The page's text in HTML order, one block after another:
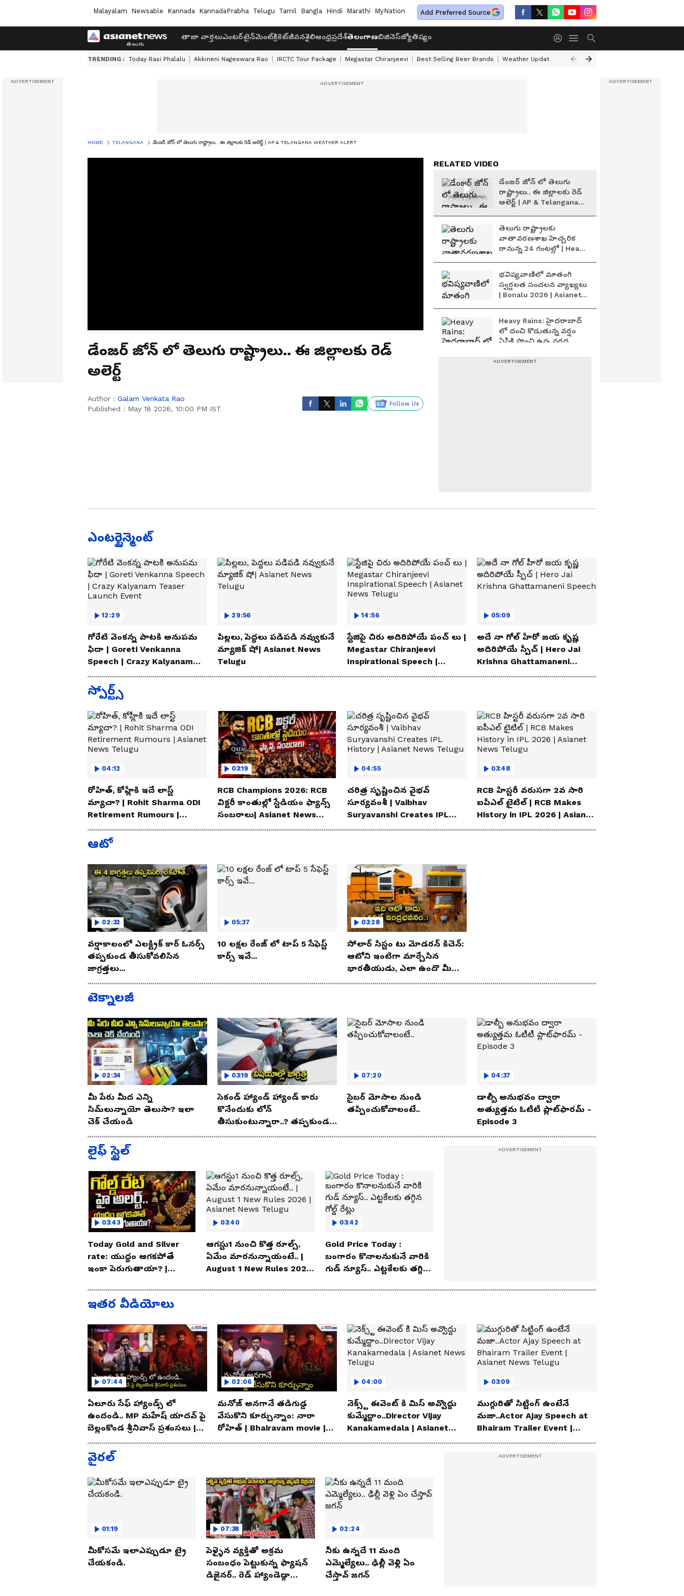
Malayalam Newsable Kannada KannadaPrabha Telugu Tamil Bangla Hindi Marathi MyNation Add Preferred Source
తాజా వార్తలుఎంటర్‌టైన్‌మెంట్క్రికెట్జీవనశైలిఆంధ్రప్రదేశ్తెలంగాణబిజినెస్జ్యోతిష్యం
TRENDING : Today Rasi Phalalu Akkineni Nageswara Rao IRCTC Tour Package Megastar Chiranjeevi Best Selling Beer Brands Weather Update Saturn Transit Zodiac Signs
HOME TELANGANA డేంజర్ జోన్ లో తెలుగు రాష్ట్రాలు.. ఈ జిల్లాలకు రెడ్ అలెర్ట్ | AP & TELANGANA WEATHER ALERT
డేంజర్ జోన్ లో తెలుగు రాష్ట్రాలు.. ఈ జిల్లాలకు రెడ్
అలెర్ట్
Author : Galam Venkata Rao
Published : May 18 2026, 10:00 PM IST
Follow Us
RELATED VIDEO
NOW PLAYING
డేంజర్ జోన్ లో తెలుగు
రాష్ట్రాలు.. ఈ జిల్లాలకు రెడ్
అలెర్ట్ | AP & Telangana
తెలుగు రాష్ట్రాలకు
వాతావరణశాఖ హెచ్చరిక
రానున్న 24 గంటల్లో | Heavy
భవిష్యవాణిలో మాతంగి
స్వర్ణలత సంచలన వ్యాఖ్యలు
| Bonalu 2026 | Asianet
Heavy Rains: హైదరాబాద్
లో దంచి కొడుతున్న వర్షం
ఏపీకి పొంచి ఉన్న వరద
Weather
Madhira: ఒక్క కిచెన్.. 16
మండలాల పిల్లలకు వేడి
భోజనం | Bhatti
Sudarshan Reddy |
పెద్ది సుదర్శన్ రెడ్డి ఫ్యామిలీని
పరామర్శించిన కేసీఆర్ | KCR
Meets Peddi Sudarshan
Reddy Family
ఎంటర్టైన్మెంట్
12:29
గోరేటి వెంకన్న పాటకి అనుపమ
ఫిదా | Goreti Venkanna
Speech | Crazy Kalyanam
Teaser Launch Event
29:56
పిల్లలు, పెద్దలు పడిపడి నవ్వుకునే
మ్యాజిక్ షో| Asianet News
Telugu
14:56
స్టేజిపై చిరు అదిరిపోయే పంచ్ లు |
Megastar Chiranjeevi
Inspirational Speech |
Asianet News Telugu
05:09
అదే నా గోల్ హీరో జయ కృష్ణ
అదిరిపోయే స్పీచ్ | Hero Jai
Krishna Ghattamaneni
Speech
స్పోర్ట్స్
04:12
రోహిత్, కోహ్లీకి ఇదే లాస్ట్
మ్యాచా? | Rohit Sharma ODI
Retirement Rumours |
Asianet News Telugu
03:19
RCB Champions 2026: RCB
విక్టరీ కాంతుల్లో స్టేడియం ఫ్యాన్స్
సంబరాలు| Asianet News
Telugu
04:55
చరిత్ర సృష్టించిన వైభవ్
సూర్యవంశీ | Vaibhav
Suryavanshi Creates IPL
History | Asianet News
03:48
RCB హిస్టరీ వరుసగా 2వ సారి
ఐపీఎల్ టైటిల్ | RCB Makes
History in IPL 2026 | Asianet
News Telugu
ఆటో
02:32
వర్షాకాలంలో ఎలక్ట్రిక్ కార్ ఓనర్స్
తప్పకుండ తీసుకోవలిసిన
జాగ్రత్తలు...
05:37
10 లక్షల రేంజ్ లో టాప్ 5 సేఫెస్ట్
కార్స్ ఇవే...
03:28
సోలార్ సిస్టం టు మోడరన్ కిచెన్:
ఆటోని ఇంటిగా మార్చేసిన
భారతీయుడు, ఎలా ఉందొ మీరూ
టెక్నాలజీ
02:34
మీ పేరు మీద ఎన్ని
సిమ్‌లున్నాయో తెలుసా? ఇలా
చెక్ చేయండి
03:19
సెకండ్ హ్యాండ్ హ్యాండ్ కారు
కొనేందుకు లోన్
తీసుకుంటున్నారా..? తప్పకుండ
07:20
సైబర్ మోసాల నుండి
తప్పించుకోవాలంటే..
04:37
డాల్బీ అనుభవం ద్వారా
అత్యుత్తమ ఓటీటీ ప్లాట్‌ఫారమ్ -
Episode 3
లైఫ్ స్టైల్
03:43
Today Gold and Silver
rate: యుద్ధం ఆగకపోతే
ఇంకా పెరుగుతాయా? |
03:40
ఆగస్టు1 నుంచి కొత్త రూల్స్,
ఏమేం మారనున్నాయంటే.. |
August 1 New Rules 2026
03:42
Gold Price Today :
బంగారం కొనాలనుకునే వారికి
గుడ్ న్యూస్.. ఎట్టకేలకు తగ్గిన
ఇతర వీడియోలు
07:44
ఏలూరు సేఫ్ హ్యాండ్స్ లో
ఉందండి.. MP మహేష్ యాదవ్ పై
బెల్లంకొండ శ్రీనివాస్ ప్రశంసలు |
Asianet Telugu
02:06
మనోజ్ అనగానే తడిగుడ్డ
వేసుకొని కూర్చున్నాం: నారా
రోహిత్ | Bhairavam movie |
Asianet News Telugu
04:00
నెక్స్ట్ ఈవెంట్ కి మిస్ అవ్వొద్దు
కుమ్మేద్దాం..Director Vijay
Kanakamedala | Asianet
News Telugu
03:09
ముగ్గురితో సిట్టింగ్ ఉంటేనే
మజా..Actor Ajay Speech at
Bhairam Trailer Event |
Asianet News Telugu
వైరల్
01:19
మీకోసమే ఇలాఎప్పుడూ ట్రై
చేయకండి.
07:38
పెళ్ళైన వ్యక్తితో అక్రమ
సంబంధం పెట్టుకున్న ఫ్యాషన్
డిజైనర్.. రెడ్ హ్యాండెడ్గా
02:24
నీకు ఉన్నదే 11 మంది
ఎమ్మెల్యేలు.. ఢిల్లీ వెళ్లి ఏం
చేస్తావ్ జగన్